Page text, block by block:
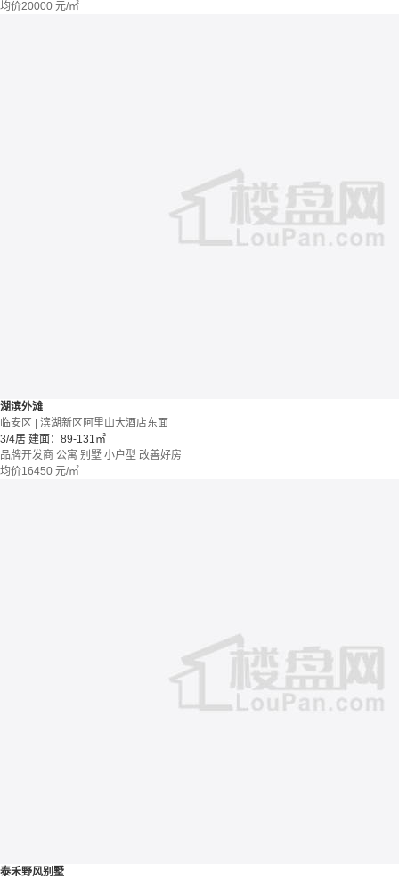
均价20000 元/㎡
湖滨外滩
临安区 | 滨湖新区阿里山大酒店东面
3/4居 建面：89-131㎡
品牌开发商 公寓 别墅 小户型 改善好房
均价16450 元/㎡
泰禾野风别墅